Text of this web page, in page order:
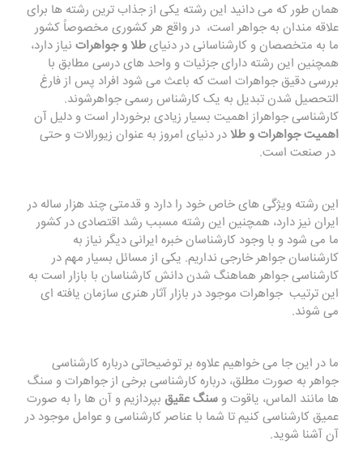
همان طور که می دانید این رشته یکی از جذاب ترین رشته ها برای
علاقه مندان به جواهر است، در واقع هر کشوری مخصوصاً کشور
ما به متخصصان و کارشناسانی در دنیایطلا و جواهرات نیاز دارد،
همچنین این رشته دارای جزئیات و واحد های درسی مطابق با
بررسی دقیق جواهرات است که باعث می‌ شود افراد پس از فارغ
التحصیل شدن تبدیل به یک کارشناس رسمی جواهرشوند.
کارشناسی جواهراز اهمیت بسیار زیادی برخوردار است و دلیل آن
اهمیت جواهرات و طلادر دنیای امروز به عنوان زیورالات و حتی
در صنعت است.
این رشته ویژگی های خاص خود را دارد و قدمتی چند هزار ساله در
ایران نیز دارد، همچنین این رشته مسبب رشد اقتصادی در کشور
ما می شود و با وجود کارشناسان خبره ایرانی دیگر نیاز به
کارشناسان جواهر خارجی نداریم. یکی از مسائل بسیار مهم در
کارشناسی جواهر هماهنگ شدن دانش کارشناسان با بازار است به
این ترتیب جواهرات موجود در بازار آثار هنری سازمان یافته ای
می شوند.
ما در این جا می خواهیم علاوه بر توضیحاتی درباره کارشناسی
جواهر به صورت مطلق، درباره کارشناسی برخی از جواهرات و سنگ
ها مانند الماس، یاقوت و سنگ عقیق بپردازیم و آن ها را به صورت
عمیق کارشناسی کنیم تا شما با عناصر کارشناسی و عوامل موجود در
آن آشنا شوید.